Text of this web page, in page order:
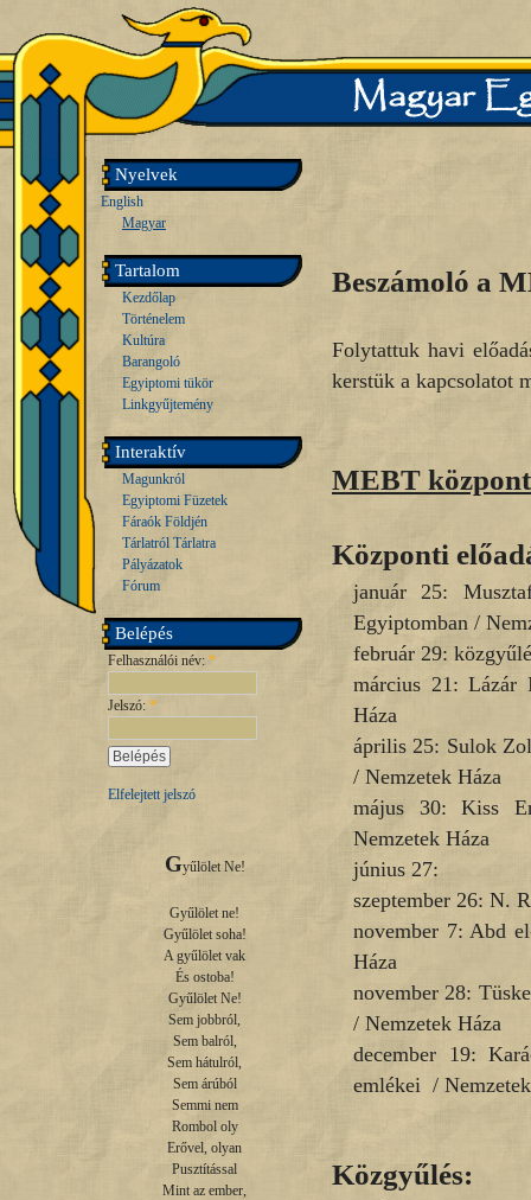
Nyelvek
English
Magyar
Tartalom
Kezdőlap
Történelem
Kultúra
Barangoló
Egyiptomi tükör
Linkgyűjtemény
Interaktív
Magunkról
Egyiptomi Füzetek
Fáraók Földjén
Tárlatról Tárlatra
Pályázatok
Fórum
Belépés
Felhasználói név: *
Jelszó: *
Elfelejtett jelszó
Gyűlölet Ne!
Gyűlölet ne!
Gyűlölet soha!
A gyűlölet vak
És ostoba!
Gyűlölet Ne!
Sem jobbról,
Sem balról,
Sem hátulról,
Sem árúból
Semmi nem
Rombol oly
Erővel, olyan
Pusztítással
Mint az ember,
Beszámoló a
Folytattuk havi
kerstük a kapcsolatot
MEBT
Központi
január 25:
Egyiptomban /
február 29:
március 21: Lázár
Háza
április 25: Sulok
/ Nemzetek Háza
május 30: Kiss
Nemzetek Háza
június 27:
szeptember 26: N.
november 7: Abd
Háza
november 28:
/ Nemzetek Háza
december 19:
emlékei /
Közgyűlés: